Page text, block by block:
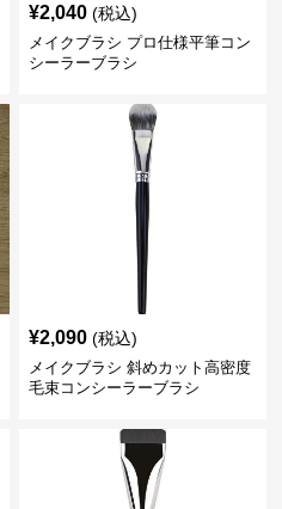
¥2,040 (税込)
メイクブラシ プロ仕様平筆コン
シーラーブラシ
¥2,090 (税込)
メイクブラシ 斜めカット高密度
毛束コンシーラーブラシ